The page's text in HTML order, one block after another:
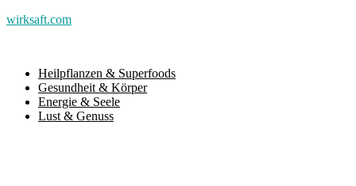
wirksaft.com
Heilpflanzen & Superfoods
Gesundheit & Körper
Energie & Seele
Lust & Genuss